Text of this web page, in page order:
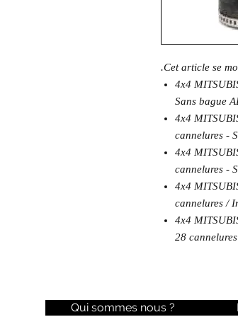
.Cet article se
4x4
Sans bague
4x4
cannelures -
4x4
cannelures -
4x4
cannelures /
4x4
28
Qui sommes nous ?